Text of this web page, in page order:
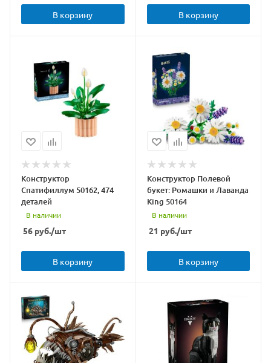
В корзину В корзину
Конструктор
Спатифиллум 50162, 474
деталей
В наличии
56 руб./шт
В корзину
Конструктор Полевой
букет: Ромашки и Лаванда
King 50164
В наличии
21 руб./шт
В корзину